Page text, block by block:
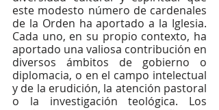
este modesto número de cardenales
de la Orden ha aportado a la Iglesia.
Cada uno, en su propio contexto, ha
aportado una valiosa contribución en
diversos ámbitos de gobierno o
diplomacia, o en el campo intelectual
y de la erudición, la atención pastoral
o la investigación teológica. Los